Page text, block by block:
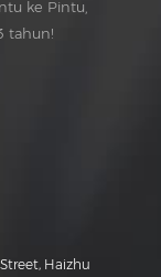
ke Pintu,
tahun!
Haizhu